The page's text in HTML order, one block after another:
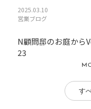
2025.03.10
営業ブログ
N顧問邸のお庭から
23
す